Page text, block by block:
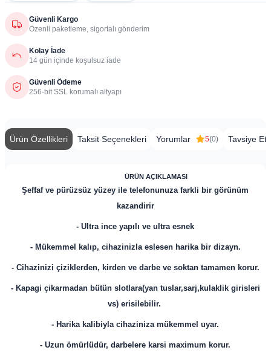
Güvenli Kargo
Özenli paketleme, sigortalı gönderim
Kolay İade
14 gün içinde koşulsuz iade
Güvenli Ödeme
256-bit SSL korumalı altyapı
Ürün Özellikleri Taksit Seçenekleri Yorumlar 5(0) Tavsiye Et
ÜRÜN AÇIKLAMASI
Şeffaf ve pürüzsüz yüzey ile telefonunuza farkli bir görünüm
kazandirir
- Ultra ince yapılı ve ultra esnek
- Mükemmel kalıp, cihazinizla eslesen harika bir dizayn.
- Cihazinizi çiziklerden, kirden ve darbe ve soktan tamamen korur.
- Kapagi çikarmadan bütün slotlara(yan tuslar,sarj,kulaklik girisleri
vs) erisilebilir.
- Harika kalibiyla cihaziniza mükemmel uyar.
- Uzun ömürlüdür, darbelere karsi maximum korur.